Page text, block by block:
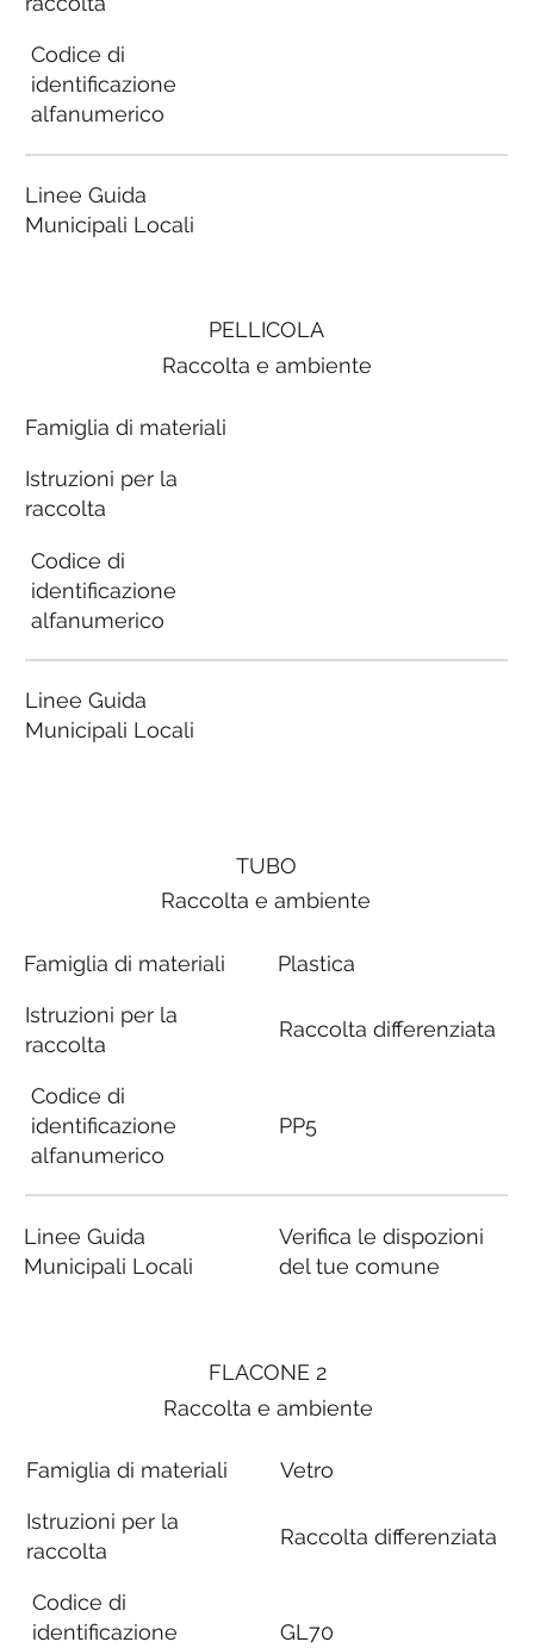
PELLICOLA
Raccolta e ambiente
Famiglia di materiali
Istruzioni per la
raccolta
Codice di
identificazione
alfanumerico
Linee Guida
Municipali Locali
FLACONE 2
Raccolta e ambiente
Famiglia di materiali
Istruzioni per la
raccolta
Codice di
identificazione
Vetro
Raccolta differenziata
GL70
Codice di
identificazione
alfanumerico
Linee Guida
Municipali Locali
TUBO
Raccolta e ambiente
Famiglia di materiali
Istruzioni per la
raccolta
Codice di
identificazione
alfanumerico
Linee Guida
Municipali Locali
Plastica
Raccolta differenziata
PP5
Verifica le dispozioni
del tue comune